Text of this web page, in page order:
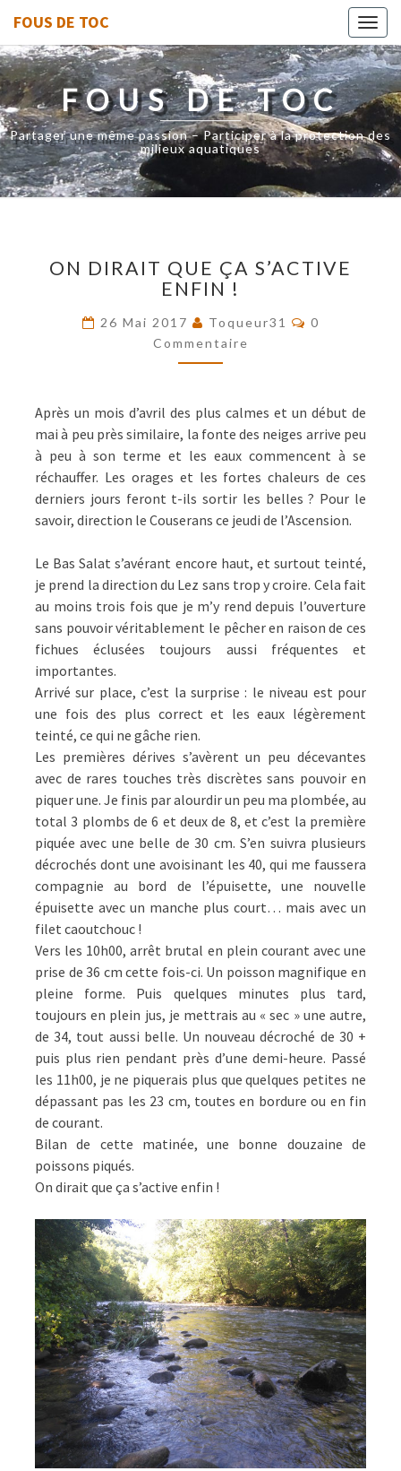
FOUS DE TOC
FOUS DE TOC
Partager une même passion – Participer à la protection des
milieux aquatiques
DIRAIT
QUE
S’ACTIVE
ENFIN
!
ON DIRAIT QUE ÇA S’ACTIVE
ENFIN !
26 Mai 2017 Toqueur31
0
Commentaire
Après un mois d’avril des plus calmes et un début de
mai à peu près similaire, la fonte des neiges arrive peu
à peu à son terme et les eaux commencent à se
réchauffer. Les orages et les fortes chaleurs de ces
derniers jours feront t-ils sortir les belles ? Pour le
savoir, direction le Couserans ce jeudi de l’Ascension.
Le Bas Salat s’avérant encore haut, et surtout teinté,
je prend la direction du Lez sans trop y croire. Cela fait
au moins trois fois que je m’y rend depuis l’ouverture
sans pouvoir véritablement le pêcher en raison de ces
fichues éclusées toujours aussi fréquentes et
importantes.
Arrivé sur place, c’est la surprise : le niveau est pour
une fois des plus correct et les eaux légèrement
teinté, ce qui ne gâche rien.
Les premières dérives s’avèrent un peu décevantes
avec de rares touches très discrètes sans pouvoir en
piquer une. Je finis par alourdir un peu ma plombée, au
total 3 plombs de 6 et deux de 8, et c’est la première
piquée avec une belle de 30 cm. S’en suivra plusieurs
décrochés dont une avoisinant les 40, qui me faussera
compagnie au bord de l’épuisette, une nouvelle
épuisette avec un manche plus court… mais avec un
filet caoutchouc !
Vers les 10h00, arrêt brutal en plein courant avec une
prise de 36 cm cette fois-ci. Un poisson magnifique en
pleine forme. Puis quelques minutes plus tard,
toujours en plein jus, je mettrais au « sec » une autre,
de 34, tout aussi belle. Un nouveau décroché de 30 +
puis plus rien pendant près d’une demi-heure. Passé
les 11h00, je ne piquerais plus que quelques petites ne
dépassant pas les 23 cm, toutes en bordure ou en fin
de courant.
Bilan de cette matinée, une bonne douzaine de
poissons piqués.
On dirait que ça s’active enfin !